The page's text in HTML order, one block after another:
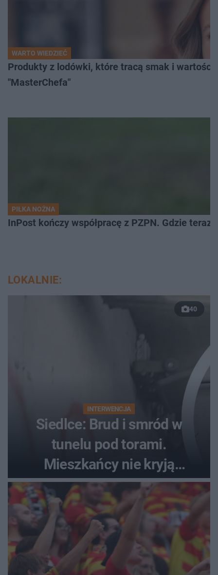
WARTO WIEDZIEĆ
Produkty z lodówki, które tracą smak i
"MasterChefa"
PIŁKA NOŻNA
InPost kończy współpracę z PZPN. Gdzie teraz
LOKALNIE:
40
INTERWENCJA
Siedlce: Brud i smród w
tunelu pod torami.
Mieszkańcy nie kryją
oburzenia!